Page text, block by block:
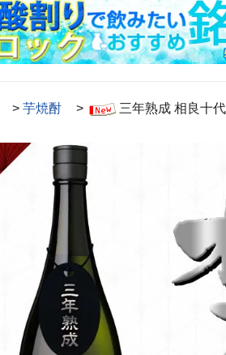
> 芋焼酎 > 三年熟成 相良十